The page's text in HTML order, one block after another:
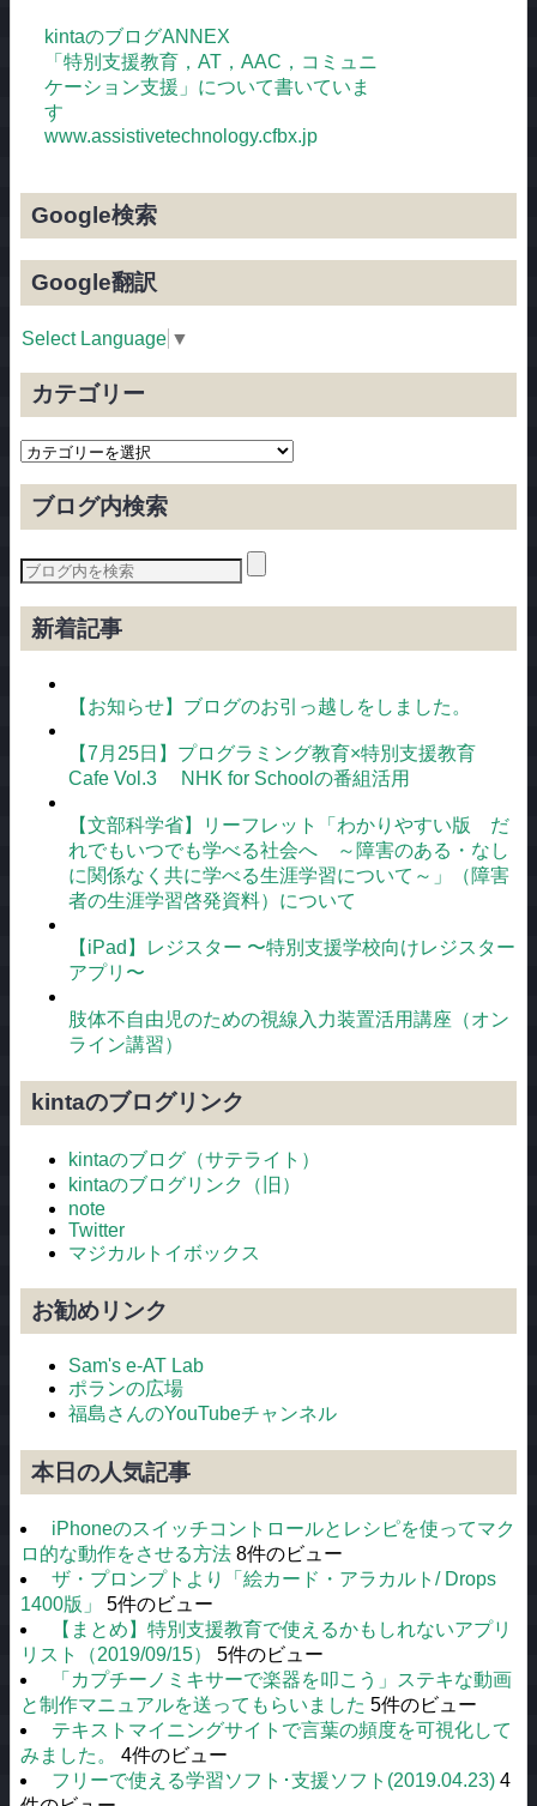
kintaのブログANNEX
「特別支援教育，AT，AAC，コミュニ
ケーション支援」について書いていま
す
www.assistivetechnology.cfbx.jp
Google検索
Google翻訳
Select Language ▼
カテゴリー
カ
ゴ
リ
ブログ内検索
新着記事
【お知らせ】ブログのお引っ越しをしました。
【7月25日】プログラミング教育×特別支援教育
Cafe Vol.3 NHK for Schoolの番組活用
【文部科学省】リーフレット「わかりやすい版 だ
れでもいつでも学べる社会へ ～障害のある・なし
に関係なく共に学べる生涯学習について～」（障害
者の生涯学習啓発資料）について
【iPad】レジスター 〜特別支援学校向けレジスター
アプリ〜
肢体不自由児のための視線入力装置活用講座（オン
ライン講習）
kintaのブログリンク
kintaのブログ（サテライト）
kintaのブログリンク（旧）
note
Twitter
マジカルトイボックス
お勧めリンク
Sam's e-AT Lab
ポランの広場
福島さんのYouTubeチャンネル
本日の人気記事
iPhoneのスイッチコントロールとレシピを使ってマク
ロ的な動作をさせる方法 8件のビュー
ザ・プロンプトより「絵カード・アラカルト/ Drops
1400版」
5件のビュー
【まとめ】特別支援教育で使えるかもしれないアプリ
リスト（2019/09/15）
5件のビュー
「カプチーノミキサーで楽器を叩こう」ステキな動画
と制作マニュアルを送ってもらいました 5件のビュー
テキストマイニングサイトで言葉の頻度を可視化して
みました。
4件のビュー
フリーで使える学習ソフト･支援ソフト(2019.04.23) 4